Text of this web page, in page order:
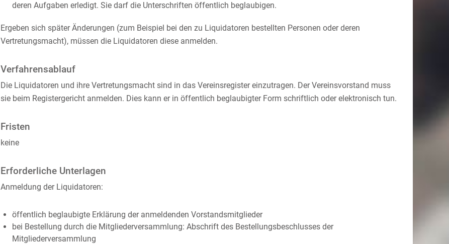
deren Aufgaben erledigt. Sie darf die Unterschriften öffentlich beglaubigen.
Ergeben sich später Änderungen (zum Beispiel bei den zu Liquidatoren bestellten Personen oder deren
Vertretungsmacht), müssen die Liquidatoren diese anmelden.
Verfahrensablauf
Die Liquidatoren und ihre Vertretungsmacht sind in das Vereinsregister einzutragen. Der Vereinsvorstand muss
sie beim Registergericht anmelden. Dies kann er in öffentlich beglaubigter Form schriftlich oder elektronisch tun.
Fristen
keine
Erforderliche Unterlagen
Anmeldung der Liquidatoren:
öffentlich beglaubigte Erklärung der anmeldenden Vorstandsmitglieder
bei Bestellung durch die Mitgliederversammlung: Abschrift des Bestellungsbeschlusses der
Mitgliederversammlung